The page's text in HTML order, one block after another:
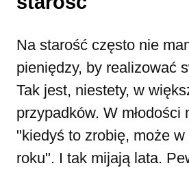
Na starość często nie
pieniędzy, by realizować
Tak jest, niestety, w
przypadków. W młodości
"kiedyś to zrobię, może w
roku". I tak mijają lata.